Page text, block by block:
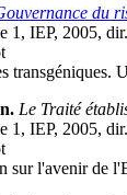
du
1, IEP, 2005,
transgéniques.
Le Traité
1, IEP, 2005,
sur l'avenir de